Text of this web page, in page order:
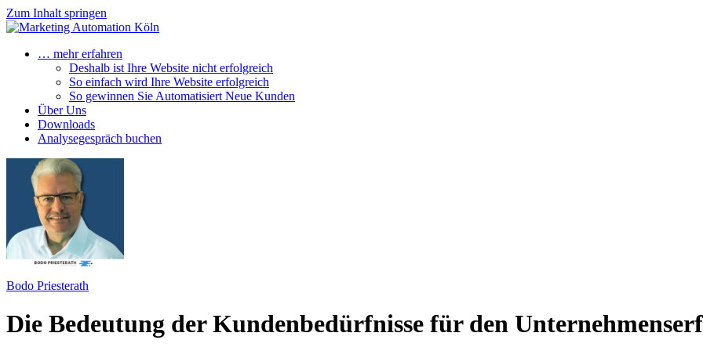
Zum Inhalt springen
… mehr erfahren
Deshalb ist Ihre Website nicht erfolgreich
So einfach wird Ihre Website erfolgreich
So gewinnen Sie Automatisiert Neue Kunden
Über Uns
Downloads
Analysegespräch buchen
Bodo Priesterath
Die Bedeutung der Kundenbedürfnisse für den